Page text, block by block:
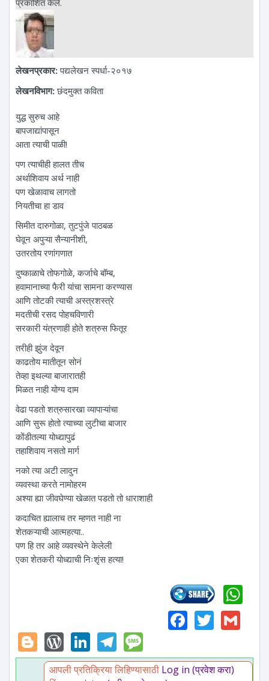
प्रकाशित केले.
लेखनप्रकार:पद्यलेखन स्पर्धा-२०१७
लेखनविभाग:छंदमुक्त कविता
युद्ध सुरुच आहे
बापजाद्यांपासून
आता त्याची पाळी!
पण त्याचीही हालत तीच
अर्थाशिवाय अर्थ नाही
पण खेळावाच लागतो
नियतीचा हा डाव
सिमीत दारुगोळा, तुटपुंजे पाठबळ
घेवून अपुऱ्या सैन्यानीशी,
उतरतोय रणांगणात
दुष्काळाचे तोफगोळे, कर्जाचे बॉम्ब,
हवामानाच्या फैरी यांचा सामना करण्यास
आणि तोटकी त्याची अस्त्रशस्त्रे
मदतीची रसद पोहचविणारी
सरकारी यंत्रणाही होते शत्रुस फितूर
तरीही झुंज देवून
काढतोय मातीतून सोनं
तेव्हा इथल्या बाजारातही
मिळत नाही योग्य दाम
वेढा पडतो शत्रुसारखा व्यापाऱ्यांचा
आणि सुरू होतो त्याच्या लुटीचा बाजार
कोंडीतल्या योध्द्यापुढं
तहाशिवाय नसतो मार्ग
नको त्या अटी लादुन
व्यवस्था करते नामोहरम
अश्या ह्या जीवघेण्या खेळात पडतो तो धाराशाही
कदाचित ह्यालाच तर म्हणत नाही ना
शेतकऱ्याची आत्महत्या..
पण हि तर आहे व्यवस्थेने केलेली
एका शेतकरी योध्द्याची निःशृंस हत्या!
Blogger
WordPress
LinkedIn
Telegram
आपली प्रतिक्रिया लिहिण्यासाठी Log in (प्रवेश करा)